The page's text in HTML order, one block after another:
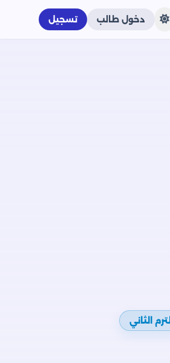
دخول طالب تسجيل
الترم الثاني